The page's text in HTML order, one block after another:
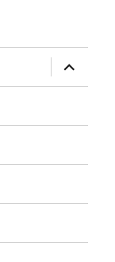
anzeigen